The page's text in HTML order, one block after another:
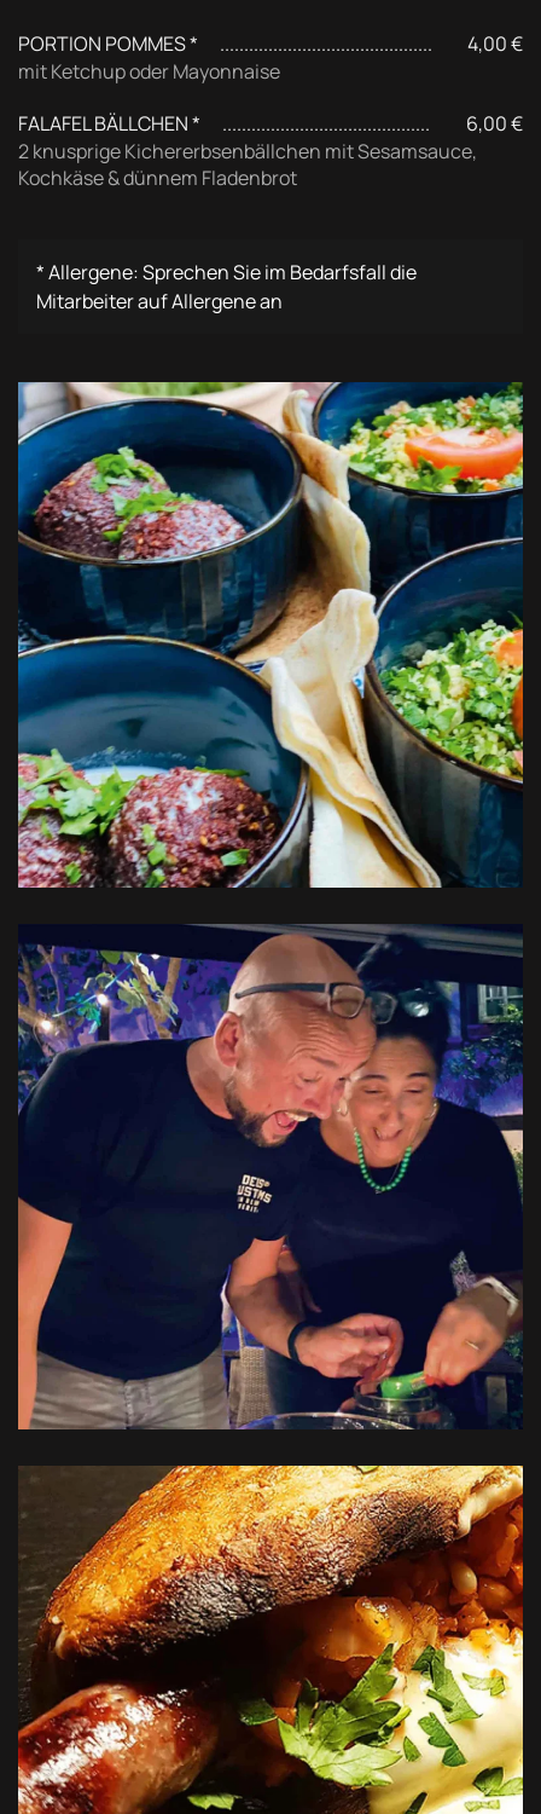
PORTION POMMES *
4,00 €
mit Ketchup oder Mayonnaise
FALAFEL BÄLLCHEN *
6,00 €
2 knusprige Kichererbsenbällchen mit Sesamsauce,
Kochkäse & dünnem Fladenbrot
* Allergene: Sprechen Sie im Bedarfsfall die
Mitarbeiter auf Allergene an